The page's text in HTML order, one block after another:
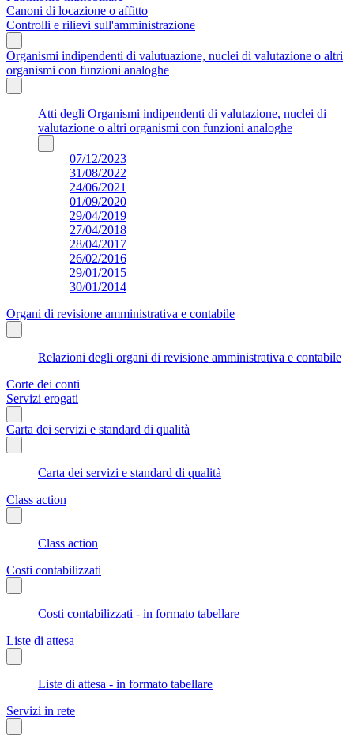
Canoni di locazione o affitto
Controlli e rilievi sull'amministrazione
Organismi indipendenti di valutuazione, nuclei di valutazione o altri
organismi con funzioni analoghe
Atti degli Organismi indipendenti di valutazione, nuclei di
valutazione o altri organismi con funzioni analoghe
07/12/2023
31/08/2022
24/06/2021
01/09/2020
29/04/2019
27/04/2018
28/04/2017
26/02/2016
29/01/2015
30/01/2014
Organi di revisione amministrativa e contabile
Relazioni degli organi di revisione amministrativa e contabile
Corte dei conti
Servizi erogati
Carta dei servizi e standard di qualità
Carta dei servizi e standard di qualità
Class action
Class action
Costi contabilizzati
Costi contabilizzati - in formato tabellare
Liste di attesa
Liste di attesa - in formato tabellare
Servizi in rete